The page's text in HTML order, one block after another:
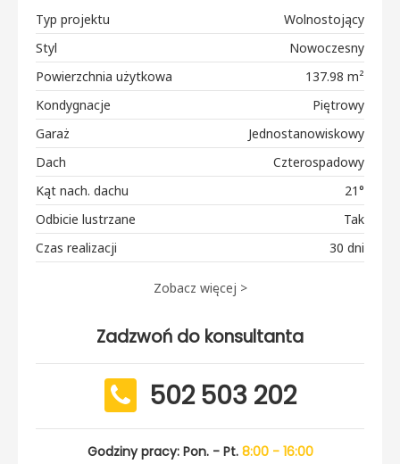
Typ projektu
Wolnostojący
Styl
Nowoczesny
Powierzchnia użytkowa
137.98 m²
Kondygnacje
Piętrowy
Garaż
Jednostanowiskowy
Dach
Czterospadowy
Kąt nach. dachu
21°
Odbicie lustrzane
Tak
Czas realizacji
30 dni
Zobacz więcej >
Zadzwoń do konsultanta
502 503 202
Godziny pracy: Pon. - Pt. 8:00 - 16:00